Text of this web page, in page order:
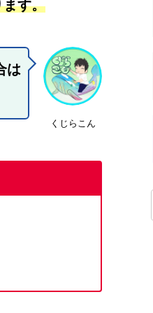
ます。
くじらこん
は